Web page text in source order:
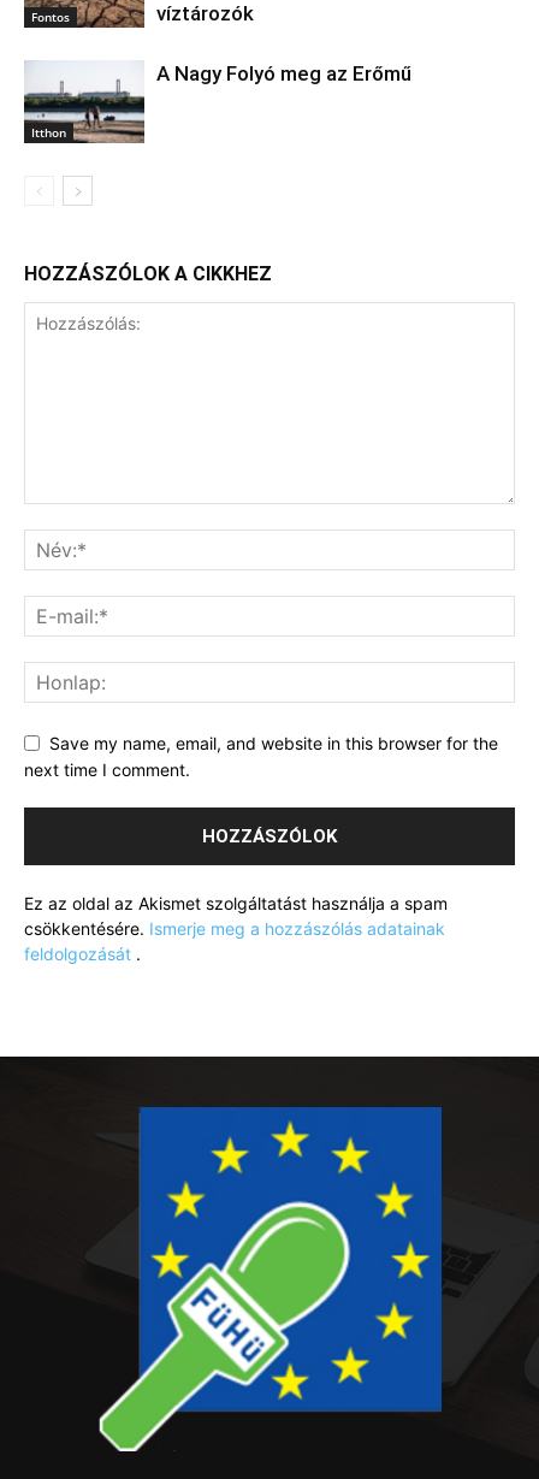
Fontos
víztározók
Itthon
A Nagy Folyó meg az Erőmű
HOZZÁSZÓLOK A CIKKHEZ
Save my name, email, and website in this browser for the
next time I comment.
Ez az oldal az Akismet szolgáltatást használja a spam
csökkentésére. Ismerje meg a hozzászólás adatainak
feldolgozását .